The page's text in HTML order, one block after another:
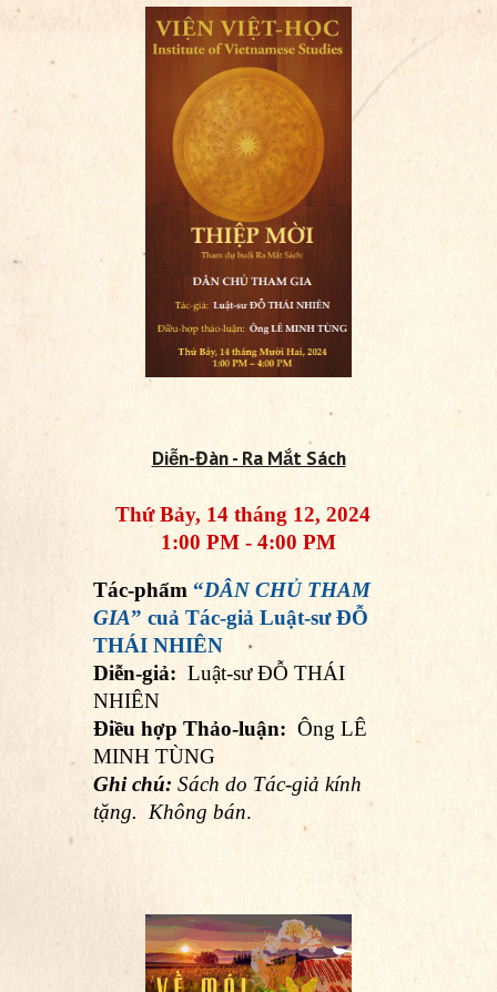
Diễn-Đàn - Ra Mắt Sách
Thứ Bảy, 14 tháng 12, 2024
1:00 PM - 4:00 PM
Tác-phẩm “DÂN CHỦ THAM
GIA” cuả Tác-giả Luật-sư ĐỖ
THÁI NHIÊN
Diễn-giả: Luật-sư ĐỖ THÁI
NHIÊN
Điều hợp Thảo-luận: Ông LÊ
MINH TÙNG
Ghi chú: Sách do Tác-giả kính
tặng. Không bán.